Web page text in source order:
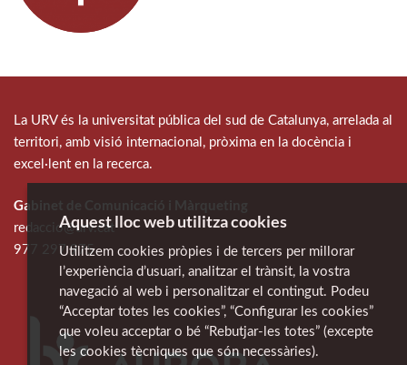
La URV és la universitat pública del sud de Catalunya, arrelada al
territori, amb visió internacional, pròxima en la docència i
excel·lent en la recerca.
Gabinet de Comunicació i Màrqueting
redaccio@urv.cat
977 297 975
Aquest lloc web utilitza cookies
Utilitzem cookies pròpies i de tercers per millorar
l’experiència d’usuari, analitzar el trànsit, la vostra
navegació al web i personalitzar el contingut. Podeu
“Acceptar totes les cookies”, “Configurar les cookies”
que voleu acceptar o bé “Rebutjar-les totes” (excepte
les cookies tècniques que són necessàries).